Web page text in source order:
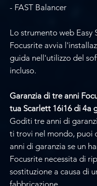
- FAST Balancer
Lo strumento web Easy
Focusrite avvia
guida nell'utilizzo del
incluso.
Garanzia di tre anni
tua Scarlett 16i16 di 4a
Goditi tre anni di
ti trovi nel mondo, puoi
anni di garanzia se un
Focusrite necessita di
sostituzione a causa di
fabbricazione.